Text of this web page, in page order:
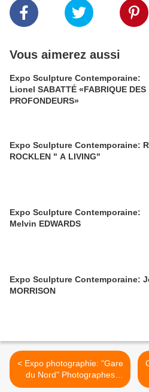
Vous aimerez aussi
Expo Sculpture Contemporaine:
Lionel SABATTÉ «FABRIQUE DES
PROFONDEURS»
Expo Sculpture Contemporaine:
ROCKLEN " A LIVING"
Expo Sculpture Contemporaine:
Melvin EDWARDS
Expo Sculpture Contemporaine:
MORRISON
< Expo photographie: "Gare
du Nord" Photographes
néerlandais à Paris 1900-